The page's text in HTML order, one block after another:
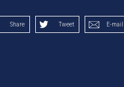
Share Tweet E-mail